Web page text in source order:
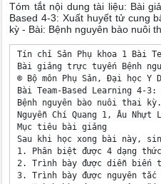
Tóm tắt nội dung tài liệu: Bài
Based 4-3: Xuất huyết tử cung
kỳ - Bài: Bệnh nguyên bào nuôi
Tín chỉ Sản Phụ khoa 1 Bài
Bài giảng trực tuyến Bệnh
© Bộ môn Phụ Sản, Đại học
Bài Team-Based Learning
Bệnh nguyên bào nuôi thai
Nguyễn Chí Quang 1, Âu Nhựt
Mục tiêu bài giảng
Sau khi học xong bài này,
1. Phân biệt được 4 dạng
2. Trình bày được diễn biến
3. Trình bày được nguyên